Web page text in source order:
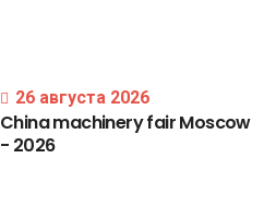
26 августа 2026
ChinamachineryfairMoscow
- 2026